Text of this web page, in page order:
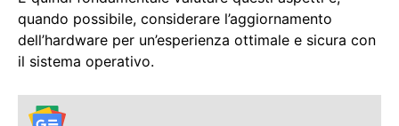
quando possibile, considerare l’aggiornamento
dell’hardware per un’esperienza ottimale e sicura con
il sistema operativo.